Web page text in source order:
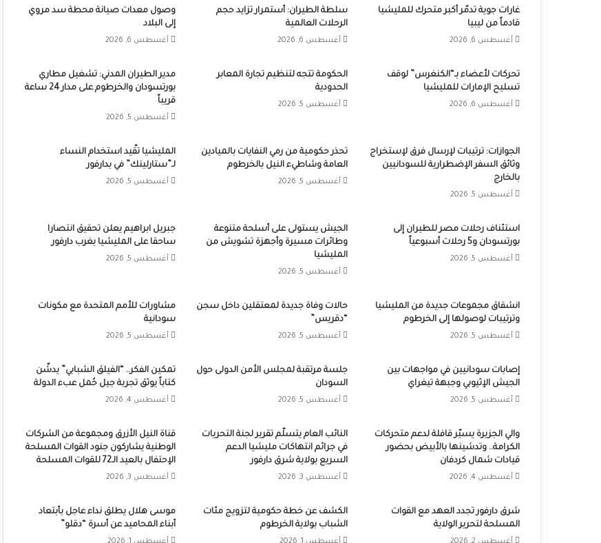
غارات جوية تدمّر أكبر متحرك للمليشيا
قادماً من ليبيا
أغسطس 6, 2026
سلطة الطيران: أستمرار تزايد حجم
الرحلات العالمية
أغسطس 6, 2026
وصول معدات صيانة محطة سد مروي
إلى البلاد
أغسطس 6, 2026
تحركات لأعضاء بـ“الكنغرس” لوقف
تسليح الإمارات للمليشيا
أغسطس 6, 2026
الحكومة تتجه لتنظيم تجارة المعابر
الحدودية
أغسطس 5, 2026
مدير الطيران المدني: تشغيل مطاري
بورتسودان والخرطوم على مدار 24 ساعة
قريباً
أغسطس 5, 2026
الجوازات: ترتيبات لإرسال فرق لإستخراج
وثائق السفر الإضطرارية للسودانيين
بالخارج
أغسطس 5, 2026
تحذر حكومية من رمي النفايات بالميادين
العامة وشاطيء النيل بالخرطوم
أغسطس 5, 2026
المليشيا تقّيد استخدام النساء
لـ”ستارلينك” في بدارفور
أغسطس 5, 2026
استئناف رحلات مصر للطيران إلى
بورتسودان و5 رحلات أسبوعياً
أغسطس 5, 2026
الجيش يستولى على أسلحة متنوعة
وطائرات مسيرة وأجهزة تشويش من
المليشيا
أغسطس 5, 2026
جبريل ابراهيم يعلن تحقيق انتصارا
ساحقا على المليشيا بغرب دارفور
أغسطس 5, 2026
انشقاق مجموعات جديدة من المليشيا
وترتيبات لوصولها إلى الخرطوم
أغسطس 5, 2026
حالات وفاة جديدة لمعتقلين داخل سجن
“دقريس”
أغسطس 5, 2026
مشاورات للأمم المتحدة مع مكونات
سودانية
أغسطس 5, 2026
إصابات سودانيين في مواجهات بين
الجيش الإثيوبي وجبهة تيغراي
أغسطس 5, 2026
جلسة مرتقبة لمجلس الأمن الدولى حول
السودان
أغسطس 5, 2026
تمكين الفكر.. “الفيلق الشبابي” يدشّن
كتاباً يوثق تجربة جيل حُمل عبء الدولة
أغسطس 4, 2026
والي الجزيرة يسيّر قافلة لدعم متحركات
الكرامة.. وتدشينها بالأبيض بحضور
قيادات شمال كردفان
أغسطس 4, 2026
النائب العام يتسلّم تقرير لجنة التحريات
في جرائم انتهاكات مليشيا الدعم
السريع بولاية شرق دارفور
أغسطس 3, 2026
قناة النيل الأزرق ومجموعة من الشركات
الوطنية يشاركون جنود القوات المسلحة
الإحتفال بالعيد الـ72 للقوات المسلحة
أغسطس 3, 2026
شرق دارفور تجدد العهد مع القوات
المسلحة لتحرير الولاية
الكشف عن خطة حكومية لتزويج مئات
الشباب بولاية الخرطوم
موسى هلال يطلق نداء عاجل بأبتعاد
أبناء المحاميد عن أسرة “دقلو”